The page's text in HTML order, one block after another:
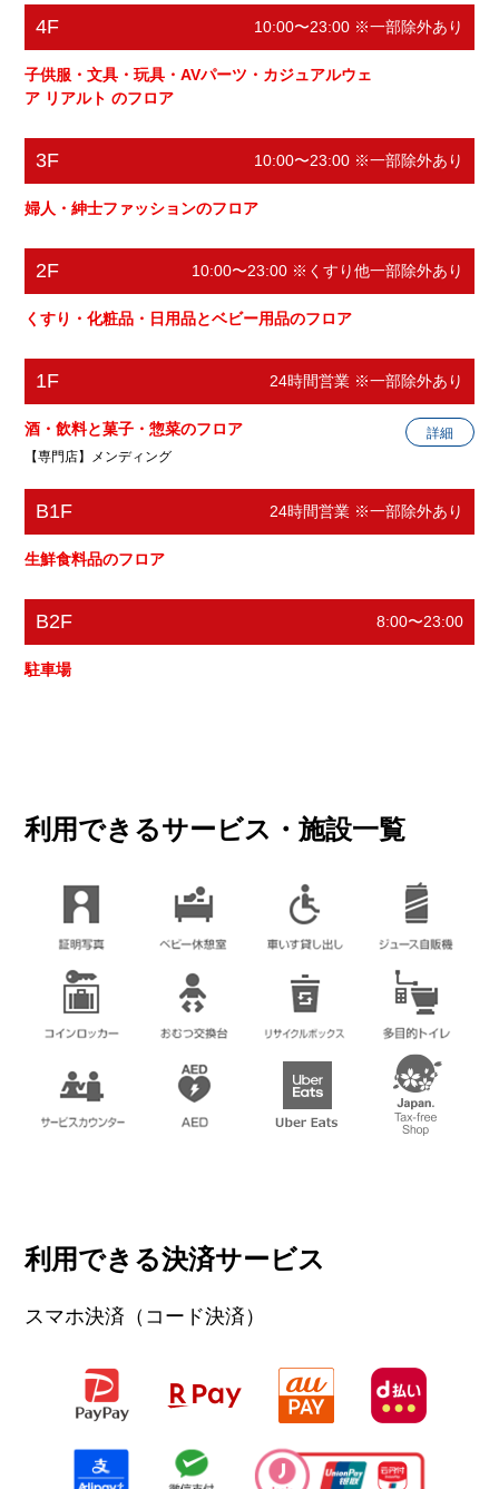
セリア
ホームページ
https://www.seria-group.com/
民間学童
電話番号
03-5433-3680
ホームページ
https://www.kidsbasecamp.com/loc
ation/sangenjaya/index.html
メガネ
電話番号
4F 10:00〜23:00 ※一部除外あり
子供服・文具・玩具・AVパーツ・カジュアルウェ
ア リアルト のフロア
3F 10:00〜23:00 ※一部除外あり
婦人・紳士ファッションのフロア
2F 10:00〜23:00 ※くすり他一部除外あり
くすり・化粧品・日用品とベビー用品のフロア
1F 24時間営業 ※一部除外あり
詳細
酒・飲料と菓子・惣菜のフロア
【専門店】メンディング
ハロースミス
B1F 24時間営業 ※一部除外あり
生鮮食料品のフロア
B2F 8:00〜23:00
駐車場
利用できるサービス・施設一覧
利用できる決済サービス
スマホ決済（コード決済）